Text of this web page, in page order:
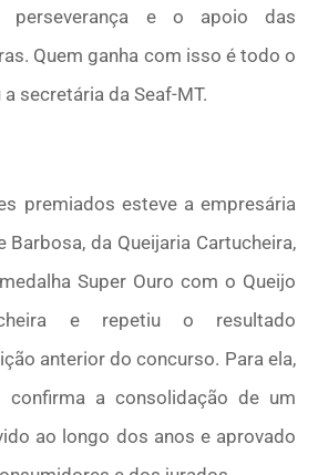
perseverança e o apoio das
Quem ganha com isso é todo o
secretária da Seaf-MT.
premiados esteve a empresária
Barbosa, da Queijaria Cartucheira,
Super Ouro com o Queijo
e repetiu o resultado
anterior do concurso. Para ela,
confirma a consolidação de um
ao longo dos anos e aprovado